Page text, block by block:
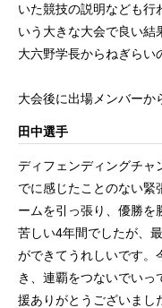
いた競技の説明なども行
いう大きな大会で良い結
大六野学長からねぎらい
大会後に出場メンバーか
田中選手
ディフェンディングチャ
でに感じたことのない緊
ームを引っ張り、優勝を
苦しい4年間でしたが、
ができてうれしいです。
き、連覇をつないでい
援ありがとうございまし